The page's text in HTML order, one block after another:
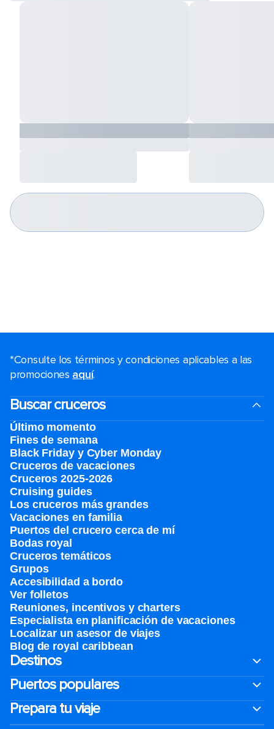
*Consulte los términos y condiciones aplicables a las
promociones aquí.
Buscar cruceros
Último momento
Fines de semana
Black Friday y Cyber Monday
Cruceros de vacaciones
Cruceros 2025-2026
Cruising guides
Los cruceros más grandes
Vacaciones en familia
Puertos del crucero cerca de mí
Bodas royal
Cruceros temáticos
Grupos
Accesibilidad a bordo
Ver folletos
Reuniones, incentivos y charters​
Especialista en planificación de vacaciones
Localizar un asesor de viajes
Blog de royal caribbean
Destinos
Puertos populares
Prepara tu viaje